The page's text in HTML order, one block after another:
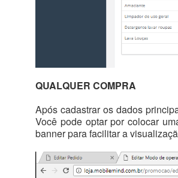
QUALQUER COMPRA
Após cadastrar os dados
Você pode optar por colocar
banner para facilitar a